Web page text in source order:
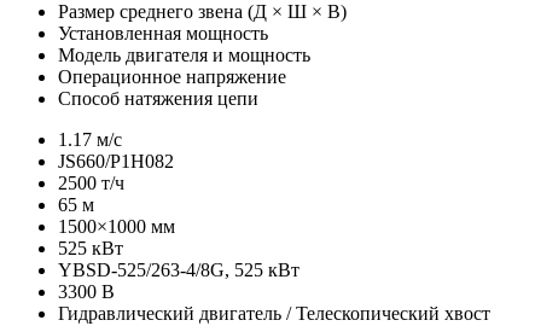
Размер среднего звена (Д × Ш × В)
Установленная мощность
Модель двигателя и мощность
Операционное напряжение
Способ натяжения цепи
1.17 м/с
JS660/P1H082
2500 т/ч
65 м
1500×1000 мм
525 кВт
YBSD-525/263-4/8G, 525 кВт
3300 В
Гидравлический двигатель / Телескопический хвост